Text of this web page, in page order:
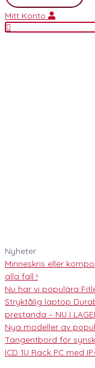
Mitt Konto
Nyheter
Minneskris eller
alla fall !
Nu har vi populära
Stryktålig laptop
prestanda – NU I
Nya modeller av
Tangentbord för
ICD 1U Rack PC med